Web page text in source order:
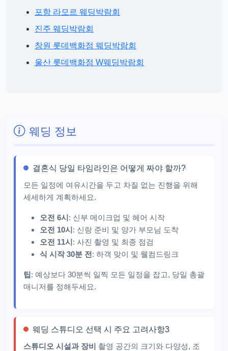
포항 라모르 웨딩박람회
진주 웨딩박람회
창원 롯데백화점 웨딩박람회
울산 롯데백화점 W웨딩박람회
웨딩 정보
결혼식 당일 타임라인은 어떻게 짜야 할까?
모든 일정에 여유시간을 두고 차질 없는 진행을 위해
세세하게 계획하세요.
오전 6시: 신부 메이크업 및 헤어 시작
오전 10시: 신랑 준비 및 양가 부모님 도착
오전 11시: 사진 촬영 및 최종 점검
식 시작 30분 전 : 하객 맞이 및 웰컴드링크
팁 : 예상보다 30분씩 일찍 모든 일정을 잡고, 당일 총괄
매니저를 정해두세요.
웨딩 스튜디오 선택 시 주요 고려사항3
스튜디오 시설과 장비 촬영 공간의 크기와 다양성, 조